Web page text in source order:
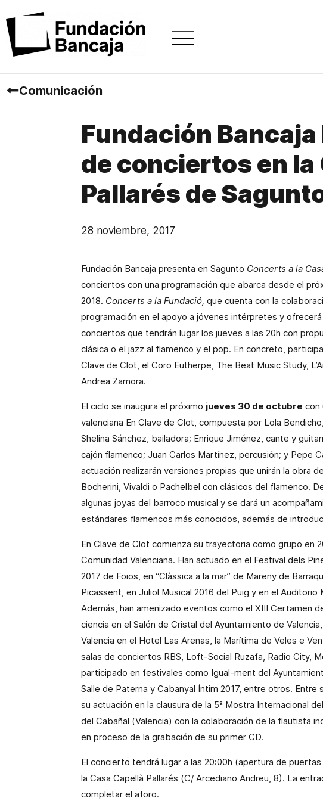
Comunicación
Fundación
de conciertos en la
Pallarés de
28 noviembre, 2017
Fundación Bancaja presenta en Sagunto Concerts a la
conciertos con una programación que abarca desde el
2018. Concerts a la Fundació, que cuenta con la
programación en el apoyo a jóvenes intérpretes y
conciertos que tendrán lugar los jueves a las 20h con
clásica o el jazz al flamenco y el pop. En concreto,
Clave de Clot, el Coro Eutherpe, The Beat Music Study,
Andrea Zamora.
El ciclo se inaugura el próximo jueves 30 de octubre con
valenciana En Clave de Clot, compuesta por Lola
Shelina Sánchez, bailadora; Enrique Jiménez, cante y
cajón flamenco; Juan Carlos Martínez, percusión; y Pepe
actuación realizarán versiones propias que unirán la obra
Bocherini, Vivaldi o Pachelbel con clásicos del flamenco.
algunas joyas del barroco musical y se dará un
estándares flamencos más conocidos, además de
En Clave de Clot comienza su trayectoria como grupo en
Comunidad Valenciana. Han actuado en el Festival dels
2017 de Foios, en “Clàssica a la mar” de Mareny de
Picassent, en Juliol Musical 2016 del Puig y en el Auditorio
Además, han amenizado eventos como el XIII Certamen
ciencia en el Salón de Cristal del Ayuntamiento de
Valencia en el Hotel Las Arenas, la Marítima de Veles e
salas de conciertos RBS, Loft-Social Ruzafa, Radio City,
participado en festivales como Igual-ment del
Salle de Paterna y Cabanyal Íntim 2017, entre otros.
su actuación en la clausura de la 5ª Mostra Internacional
del Cabañal (Valencia) con la colaboración de la flautista
en proceso de la grabación de su primer CD.
El concierto tendrá lugar a las 20:00h (apertura de
la Casa Capellà Pallarés (C/ Arcediano Andreu, 8). La
completar el aforo.